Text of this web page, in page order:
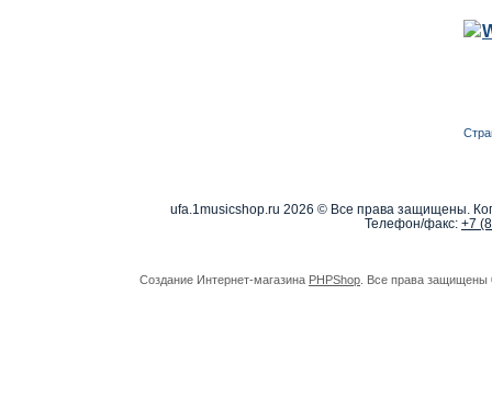
ufa.1musicshop.ru 2026 © Все права защищены.
Телефон/факс: +7
Создание Интернет-магазина PHPShop . Все права защищены